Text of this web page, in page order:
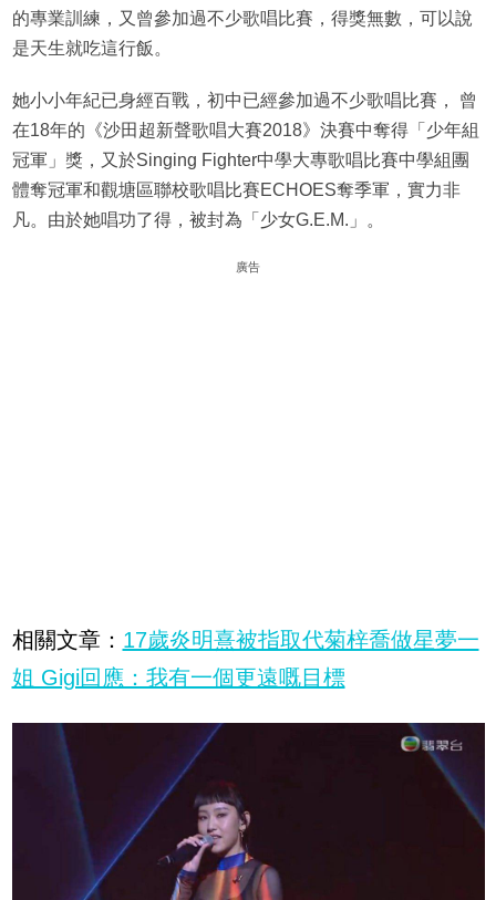
的專業訓練，又曾參加過不少歌唱比賽，得獎無數，可以說
是天生就吃這行飯。
她小小年紀已身經百戰，初中已經參加過不少歌唱比賽， 曾
在18年的《沙田超新聲歌唱大賽2018》決賽中奪得「少年組
冠軍」獎，又於Singing Fighter中學大專歌唱比賽中學組團
體奪冠軍和觀塘區聯校歌唱比賽ECHOES奪季軍，實力非
凡。由於她唱功了得，被封為「少女G.E.M.」。
廣告
相關文章： 17歲炎明熹被指取代菊梓喬做星夢一
姐 Gigi回應：我有一個更遠嘅目標